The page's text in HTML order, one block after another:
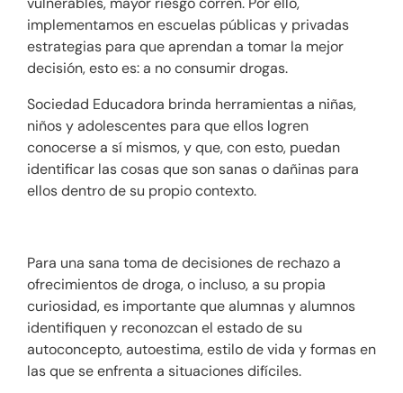
implementamos en escuelas públicas y privadas
estrategias para que aprendan a tomar la mejor
decisión, esto es: a no consumir drogas.
Sociedad Educadora brinda herramientas a niñas,
niños y adolescentes para que ellos logren
conocerse a sí mismos, y que, con esto, puedan
identificar las cosas que son sanas o dañinas para
ellos dentro de su propio contexto.
Para una sana toma de decisiones de rechazo a
ofrecimientos de droga, o incluso, a su propia
curiosidad, es importante que alumnas y alumnos
identifiquen y reconozcan el estado de su
autoconcepto, autoestima, estilo de vida y formas en
las que se enfrenta a situaciones difíciles.